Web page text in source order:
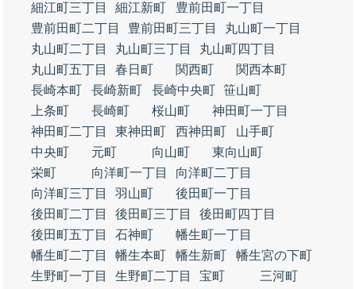
細江町三丁目
細江新町
豊前田町一丁目
豊前田町二丁目
豊前田町三丁目
丸山町一丁目
丸山町二丁目
丸山町三丁目
丸山町四丁目
丸山町五丁目
春日町 関西町
関西本町
長崎本町
長崎新町 長崎中央町 笹山町
上条町
長崎町 桜山町
神田町一丁目
神田町二丁目
東神田町 西神田町
山手町
中央町
元町 向山町
東向山町
栄町
向洋町一丁目
向洋町二丁目
向洋町三丁目
羽山町
後田町一丁目
後田町二丁目
後田町三丁目
後田町四丁目
後田町五丁目
石神町
幡生町一丁目
幡生町二丁目
幡生本町 幡生新町
幡生宮の下町
生野町一丁目
生野町二丁目 宝町
三河町